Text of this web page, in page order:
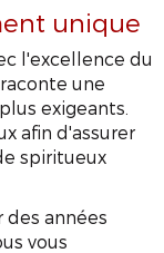
unique
l'excellence du
une
exigeants.
afin d'assurer
spiritueux
années
vous